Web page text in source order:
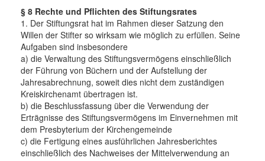
§ 8 Rechte und Pflichten des Stiftungsrates
1. Der Stiftungsrat hat im Rahmen dieser Satzung den
Willen der Stifter so wirksam wie möglich zu erfüllen. Seine
Aufgaben sind insbesondere
a) die Verwaltung des Stiftungsvermögens einschließlich
der Führung von Büchern und der Aufstellung der
Jahresabrechnung, soweit dies nicht dem zuständigen
Kreiskirchenamt übertragen ist.
b) die Beschlussfassung über die Verwendung der
Erträgnisse des Stiftungsvermögens im Einvernehmen mit
dem Presbyterium der Kirchengemeinde
c) die Fertigung eines ausführlichen Jahresberichtes
einschließlich des Nachweises der Mittelverwendung an